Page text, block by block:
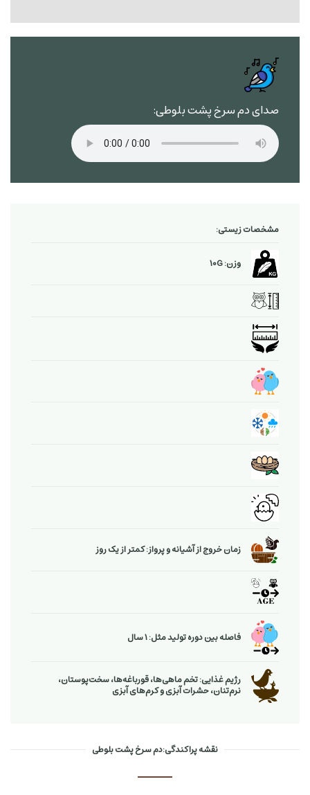
صدای دم سرخ پشت بلوطی:
مشخصات زیستی:
وزن: 10G
زمان خروج از آشیانه و پرواز: کمتر از یک روز
فاصله بین دوره تولید مثل: 1 سال
رژیم غذایی: تخم ماهی‌ها، قورباغه‌ها، سخت‌پوستان،
نرم‌تنان، حشرات آبزی و كرم‌های آبزی
نقشه پراکندگی:دم سرخ پشت بلوطی